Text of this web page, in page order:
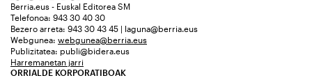
Berria.eus - Euskal Editorea SM
Telefonoa: 943 30 40 30
Bezero arreta: 943 30 43 45 | laguna@berria.eus
Webgunea: webgunea@berria.eus
Publizitatea: publi@bidera.eus
Harremanetan jarri
ORRIALDE KORPORATIBOAK